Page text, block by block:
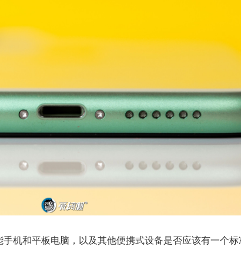
机和平板电脑，以及其他便携式设备是否应该有一个